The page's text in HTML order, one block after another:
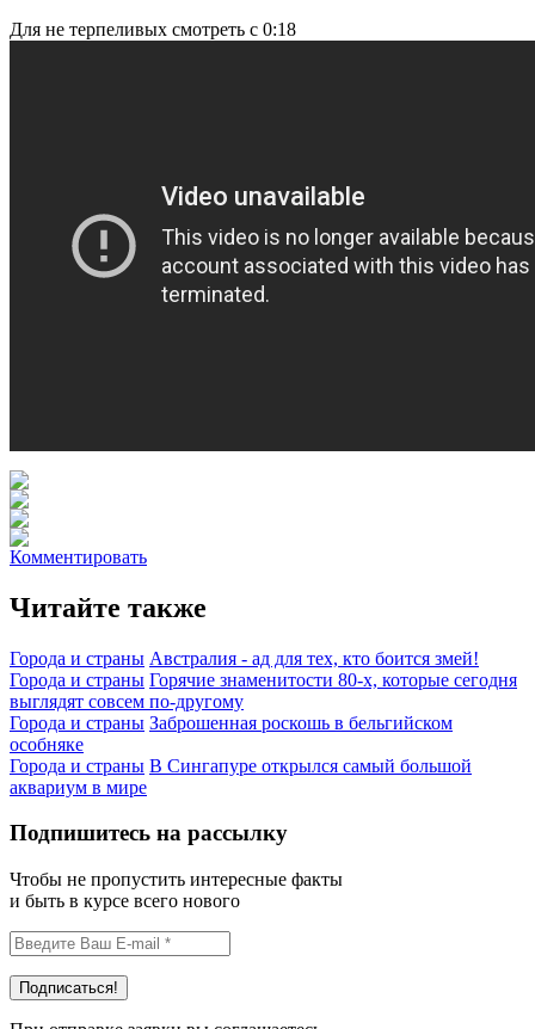
Для не терпеливых смотреть с 0:18
Комментировать
Читайте также
Города и страны Австралия - ад для тех, кто боится змей!
Города и страны Горячие знаменитости 80-х, которые сегодня
выглядят совсем по-другому
Города и страны Заброшенная роскошь в бельгийском
особняке
Города и страны В Сингапуре открылся самый большой
аквариум в мире
Подпишитесь на рассылку
Чтобы не пропустить интересные факты
и быть в курсе всего нового